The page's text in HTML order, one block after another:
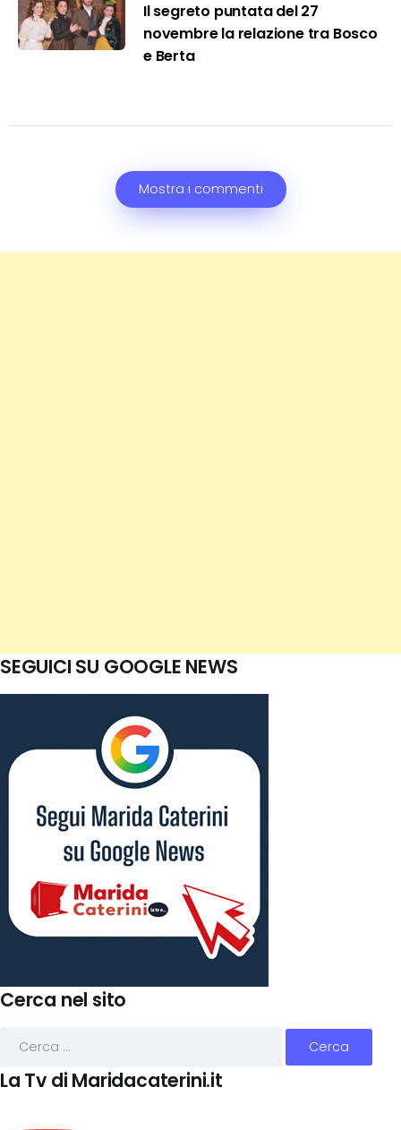
Il segreto puntata del 27
novembre la relazione tra Bosco
e Berta
Mostra i commenti
SEGUICI SU GOOGLE NEWS
Cerca nel sito
La Tv di Maridacaterini.it